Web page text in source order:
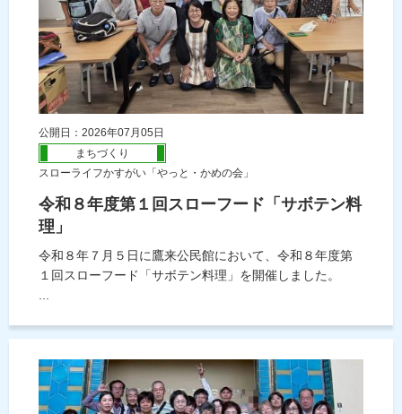
公開日：2026年07月05日
まちづくり
スローライフかすがい「やっと・かめの会」
令和８年度第１回スローフード「サボテン料
理」
令和８年７月５日に鷹来公民館において、令和８年度第
１回スローフード「サボテン料理」を開催しました。